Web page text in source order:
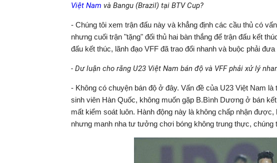
Việt Nam và Bangu (Brazil) tại BTV Cup?
- Chúng tôi xem trận đấu này và khẳng định các cầu thủ có
nhưng cuối trận "tặng" đối thủ hai bàn thắng để trận đấu kết
đấu kết thúc, lãnh đạo VFF đã trao đổi nhanh và buộc phải
- Dư luận cho rằng U23 Việt Nam bán độ và VFF phải xử lý
- Không có chuyện bán độ ở đây. Vấn đề của U23 Việt Nam
sinh viên Hàn Quốc, không muốn gặp B.Bình Dương ở bán
mất kiểm soát luôn. Hành động này là không chấp nhận
nhưng manh nha tư tưởng chơi bóng không trung thực, chúng